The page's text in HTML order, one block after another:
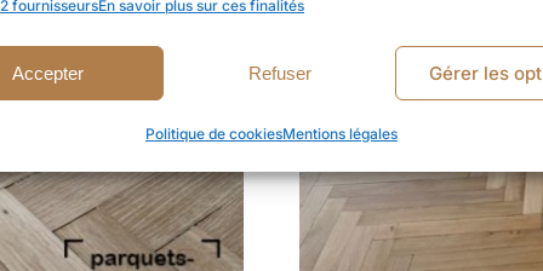
profils pour sélectionner des contenus personnalisés, Développer et
Relier différents appareils, Identifier les appareils en fonction des
transmises automatiquement.
fournisseursEn savoir plus sur ces finalités
Accepter Refuser Gérer les
Politique de cookiesMentions légales